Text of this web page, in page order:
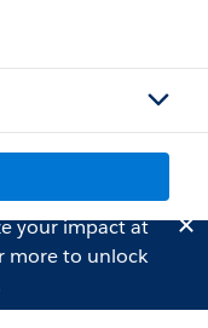
your impact at
more to unlock